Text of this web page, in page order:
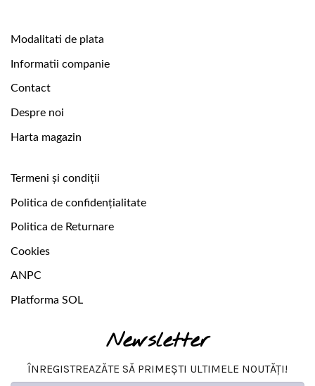
Modalitati de plata
Informatii companie
Contact
Despre noi
Harta magazin
Termeni și condiții
Politica de confidențialitate
Politica de Returnare
Cookies
ANPC
Platforma SOL
Newsletter
ÎNREGISTREAZĂTE SĂ PRIMEȘTI ULTIMELE NOUTĂȚI!